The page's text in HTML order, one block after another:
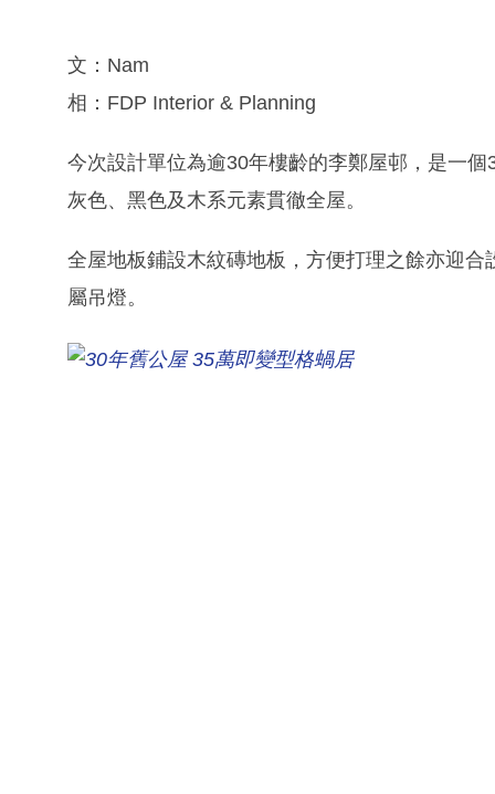
文：Nam
相：FDP Interior & Planning
今次設計單位為逾30年樓齡的李鄭屋邨，是一個
灰色、黑色及木系元素貫徹全屋。
全屋地板鋪設木紋磚地板，方便打理之餘亦迎
屬吊燈。